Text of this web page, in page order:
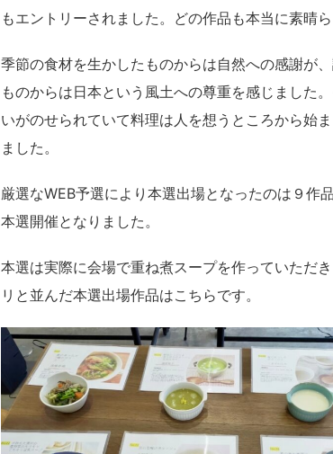
もエントリーされました。どの作品も本当に素晴ら
季節の食材を生かしたものからは自然への感謝が
ものからは日本という風土への尊重を感じました
いがのせられていて料理は人を想うところから始
ました。
厳選なWEB予選により本選出場となったのは９作
本選開催となりました。
本選は実際に会場で重ね煮スープを作っていただ
リと並んだ本選出場作品はこちらです。